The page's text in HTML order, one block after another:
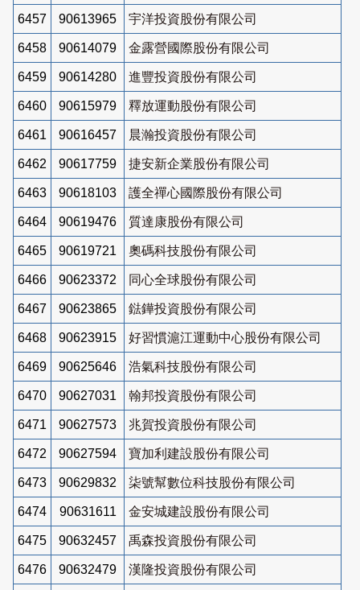
6457 90613965 宇洋投資股份有限公司
6458 90614079 金露營國際股份有限公司
6459 90614280 進豐投資股份有限公司
6460 90615979 釋放運動股份有限公司
6461 90616457 晨瀚投資股份有限公司
6462 90617759 捷安新企業股份有限公司
6463 90618103 護全禪心國際股份有限公司
6464 90619476 質達康股份有限公司
6465 90619721 奧碼科技股份有限公司
6466 90623372 同心全球股份有限公司
6467 90623865 鍅鏵投資股份有限公司
6468 90623915 好習慣滬江運動中心股份有限公司
6469 90625646 浩氣科技股份有限公司
6470 90627031 翰邦投資股份有限公司
6471 90627573 兆賀投資股份有限公司
6472 90627594 寶加利建設股份有限公司
6473 90629832 柒號幫數位科技股份有限公司
6474 90631611 金安城建設股份有限公司
6475 90632457 禹森投資股份有限公司
6476 90632479 漢隆投資股份有限公司